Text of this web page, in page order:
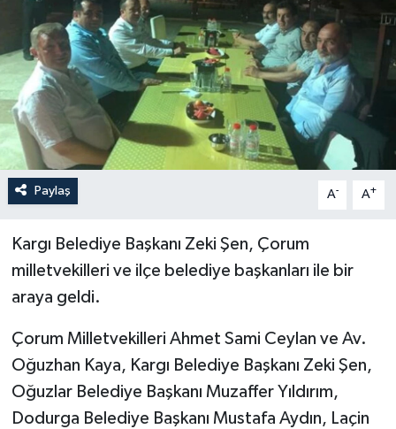
Paylaş A- A+
Kargı Belediye Başkanı Zeki Şen, Çorum
milletvekilleri ve ilçe belediye başkanları ile bir
araya geldi.
Çorum Milletvekilleri Ahmet Sami Ceylan ve Av.
Oğuzhan Kaya, Kargı Belediye Başkanı Zeki Şen,
Oğuzlar Belediye Başkanı Muzaffer Yıldırım,
Dodurga Belediye Başkanı Mustafa Aydın, Laçin